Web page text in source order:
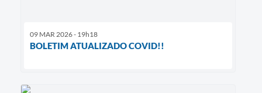
09 MAR 2026 - 19h18
BOLETIM ATUALIZADO COVID!!